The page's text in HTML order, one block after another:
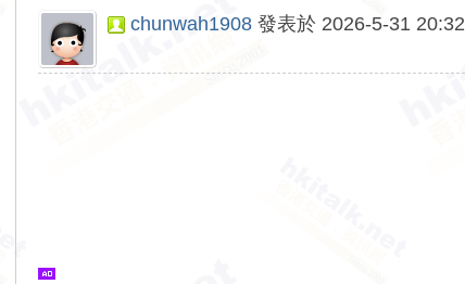
chunwah1908 發表於 2026-5-31 20:32